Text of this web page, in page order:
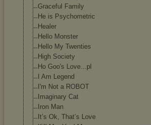
Graceful Family
He is Psychometric
Healer
Hello Monster
Hello My Twenties
High Society
Ho Goo's Love...pl
I Am Legend
I'm Not a ROBOT
Imaginary Cat
Iron Man
It’s Ok, That’s Love